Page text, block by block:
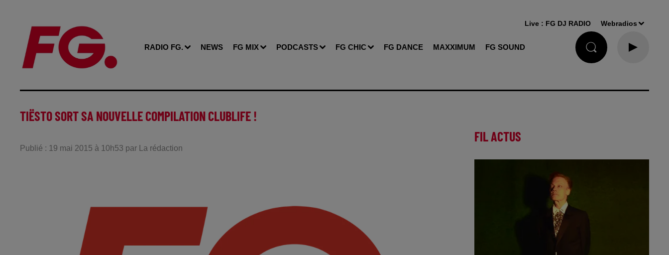
RADIO FG. NEWS FG MIX PODCASTS FG CHIC FG DANCE MAXXIMUM FG SOUND
Live : FG DJ RADIO Webradios
TIËSTO SORT SA NOUVELLE COMPILATION CLUBLIFE !
Publié : 19 mai 2015 à 10h53 par La rédaction
FIL ACTUS